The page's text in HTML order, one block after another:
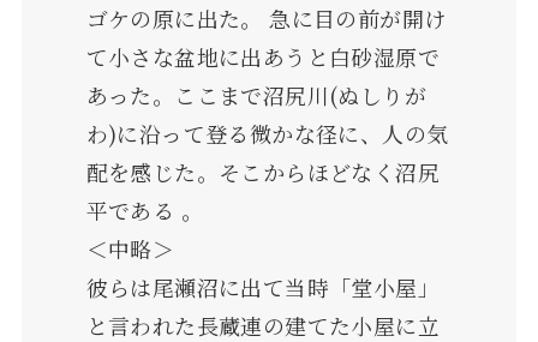
ゴケの原に出た。 急に目の前が開け
て小さな盆地に出あうと白砂湿原で
あった。ここまで沼尻川(ぬしりが
わ)に沿って登る微かな径に、人の気
配を感じた。そこからほどなく沼尻
平である 。
＜中略＞
彼らは尾瀬沼に出て当時「堂小屋」
と言われた長蔵連の建てた小屋に立